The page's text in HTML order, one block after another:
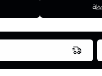
اسحب و افلت الملف هنا
استعراض